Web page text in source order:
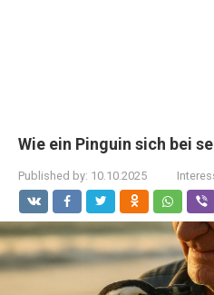
Wie ein Pinguin sich bei
Published by: 10.10.2025